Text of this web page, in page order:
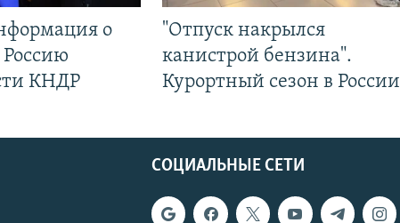
о
Россию
КНДР
"Отпуск накрылся
канистрой бензина".
Курортный сезон в России
СОЦИАЛЬНЫЕ СЕТИ